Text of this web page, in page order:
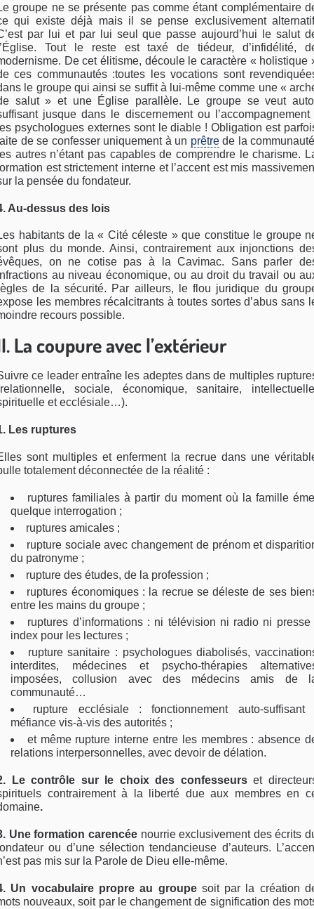
groupe ne se présente pas comme étant complémentaire
qui existe déjà mais il se pense exclusivement
par lui et par lui seul que passe aujourd’hui le salut
Tout le reste est taxé de tiédeur, d’infidélité,
De cet élitisme, découle le caractère « holistique
ces communautés :toutes les vocations sont
le groupe qui ainsi se suffit à lui-même comme une «
salut » et une Église parallèle. Le groupe se veut
jusque dans le discernement ou l’accompagnement
psychologues externes sont le diable ! Obligation est
de se confesser uniquement à un prêtrede la
autres n’étant pas capables de comprendre le charisme.
est strictement interne et l’accent est mis
la pensée du fondateur.
Au-dessus des lois
habitants de la « Cité céleste » que constitue le groupe
plus du monde. Ainsi, contrairement aux injonctions
on ne cotise pas à la Cavimac. Sans parler
au niveau économique, ou au droit du travail ou
de la sécurité. Par ailleurs, le flou juridique du
les membres récalcitrants à toutes sortes d’abus sans
recours possible.
La coupure avec l’extérieur
ce leader entraîne les adeptes dans de multiples
sociale, économique, sanitaire,
et ecclésiale…).
Les ruptures
sont multiples et enferment la recrue dans une
totalement déconnectée de la réalité :
ruptures familiales à partir du moment où la famille
quelque interrogation ;
ruptures amicales ;
rupture sociale avec changement de prénom et
du patronyme ;
rupture des études, de la profession ;
ruptures économiques : la recrue se déleste de ses
entre les mains du groupe ;
ruptures d’informations : ni télévision ni radio ni presse
index pour les lectures ;
rupture sanitaire : psychologues diabolisés,
interdites, médecines et psycho-thérapies
imposées, collusion avec des médecins amis de
communauté…
rupture ecclésiale : fonctionnement auto-suffisant
méfiance vis-à-vis des autorités ;
et même rupture interne entre les membres : absence
relations interpersonnelles, avec devoir de délation.
Le contrôle sur le choix des confesseurset
contrairement à la liberté due aux membres en
.
Une formation carencée nourrie exclusivement des écrits
ou d’une sélection tendancieuse d’auteurs.
pas mis sur la Parole de Dieu elle-même.
Un vocabulaire propre au groupesoit par la création
nouveaux, soit par le changement de signification des